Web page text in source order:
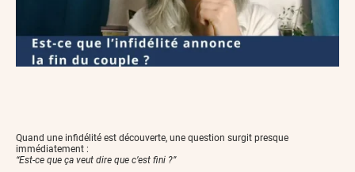
Quand une infidélité est découverte, une question surgit presque
immédiatement :
“Est-ce que ça veut dire que c’est fini ?”